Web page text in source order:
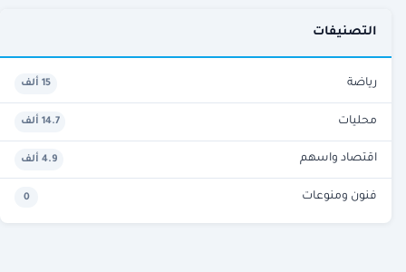
التصنيفات
رياضة 15 ألف
محليات 14.7 ألف
اقتصاد واسهم 4.9 ألف
فنون ومنوعات 0